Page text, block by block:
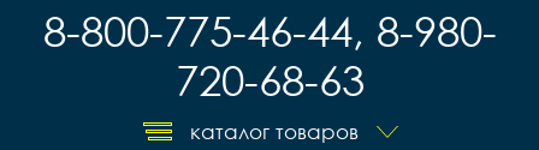
8-800-775-46-44, 8-980-
720-68-63
каталог товаров